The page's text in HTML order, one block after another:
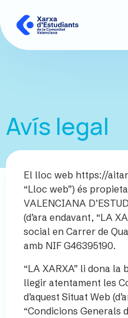
Avís legal
El lloc web https://
“Lloc web”) és
VALENCIANA
(d’ara endavant, “LA
social en Carrer de
amb NIF G46395190.
“LA XARXA” li dona la
llegir atentament les
d’aquest Situat Web
“Condicions Generals